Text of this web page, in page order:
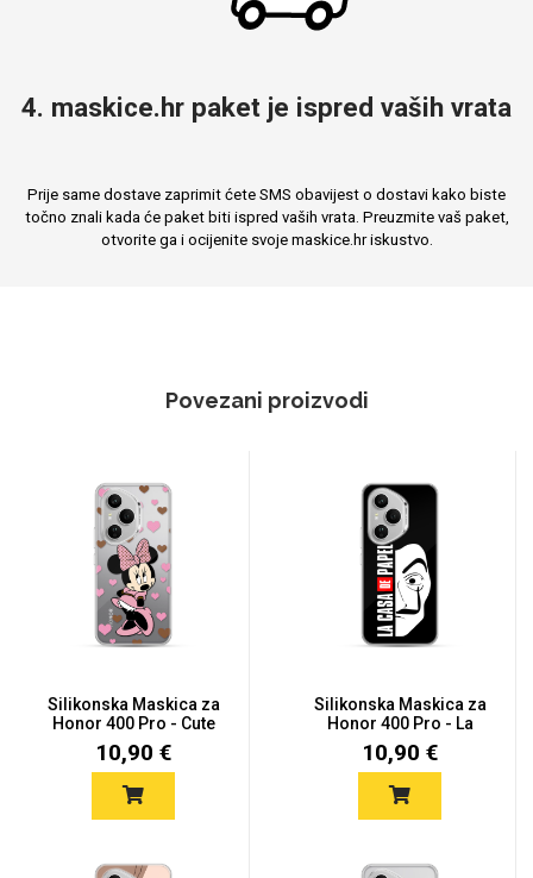
4. maskice.hr paket je ispred vaših vrata
Prije same dostave zaprimit ćete SMS obavijest o dostavi kako biste
točno znali kada će paket biti ispred vaših vrata. Preuzmite vaš paket,
otvorite ga i ocijenite svoje maskice.hr iskustvo.
Povezani proizvodi
Silikonska Maskica za
Honor 400 Pro - Cute
Mou...
10,90 €
Silikonska Maskica za
Honor 400 Pro - La
Casa...
10,90 €